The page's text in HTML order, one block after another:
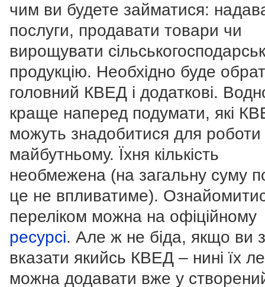
чим ви будете займатися:
послуги, продавати товари чи
вирощувати
продукцію. Необхідно буде
головний КВЕД і додаткові.
краще наперед подумати, які
можуть знадобитися для роботи
майбутньому. Їхня кількість
необмежена (на загальну суму
це не впливатиме).
переліком можна на офіційному
ресурсі. Але ж не біда, якщо ви
вказати якийсь КВЕД – нині їх
можна додавати вже у